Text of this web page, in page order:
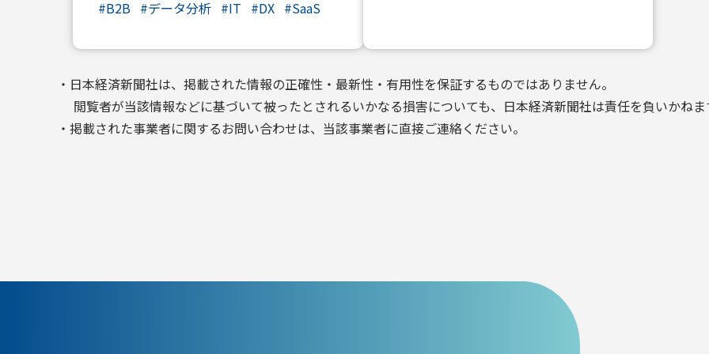
#B2B #データ分析 #IT #DX #SaaS
・日本経済新聞社は、掲載された情報の正確性・最新性・有用性を保証するものではありません。
閲覧者が当該情報などに基づいて被ったとされるいかなる損害についても、日本経済新聞社は責任を負いかねま
・掲載された事業者に関するお問い合わせは、当該事業者に直接ご連絡ください。